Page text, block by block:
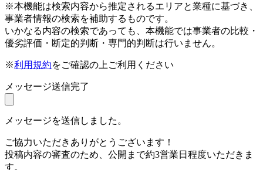
※本機能は検索内容から推定されるエリアと業種に基づき、
事業者情報の検索を補助するものです。
いかなる内容の検索であっても、本機能では事業者の比較・
優劣評価・断定的判断・専門的判断は行いません。
※利用規約をご確認の上ご利用ください
メッセージ送信完了
メッセージを送信しました。
ご協力いただきありがとうございます！
投稿内容の審査のため、公開まで約3営業日程度いただきま
す。